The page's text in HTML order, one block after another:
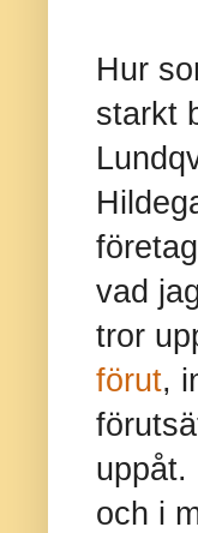
Hur
starkt
vad
tror
förut,
och i